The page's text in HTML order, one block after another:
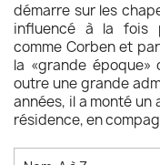
démarre sur les
influencé à la fois
comme Corben et
la «grande époque»
outre une grande
années, il a monté un
résidence, en